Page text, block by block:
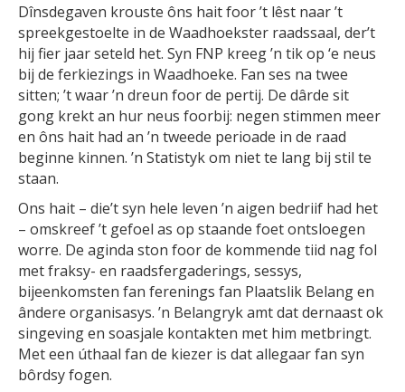
Dînsdegaven krouste ôns hait foor ’t lêst naar ’t
spreekgestoelte in de Waadhoekster raadssaal, der’t
hij fier jaar seteld het. Syn FNP kreeg ’n tik op ‘e neus
bij de ferkiezings in Waadhoeke. Fan ses na twee
sitten; ’t waar ’n dreun foor de pertij. De dârde sit
gong krekt an hur neus foorbij: negen stimmen meer
en ôns hait had an ’n tweede perioade in de raad
beginne kinnen. ’n Statistyk om niet te lang bij stil te
staan.
Ons hait – die’t syn hele leven ’n aigen bedriif had het
– omskreef ’t gefoel as op staande foet ontsloegen
worre. De aginda ston foor de kommende tiid nag fol
met fraksy- en raadsfergaderings, sessys,
bijeenkomsten fan ferenings fan Plaatslik Belang en
ândere organisasys. ’n Belangryk amt dat dernaast ok
singeving en soasjale kontakten met him metbringt.
Met een úthaal fan de kiezer is dat allegaar fan syn
bôrdsy fogen.